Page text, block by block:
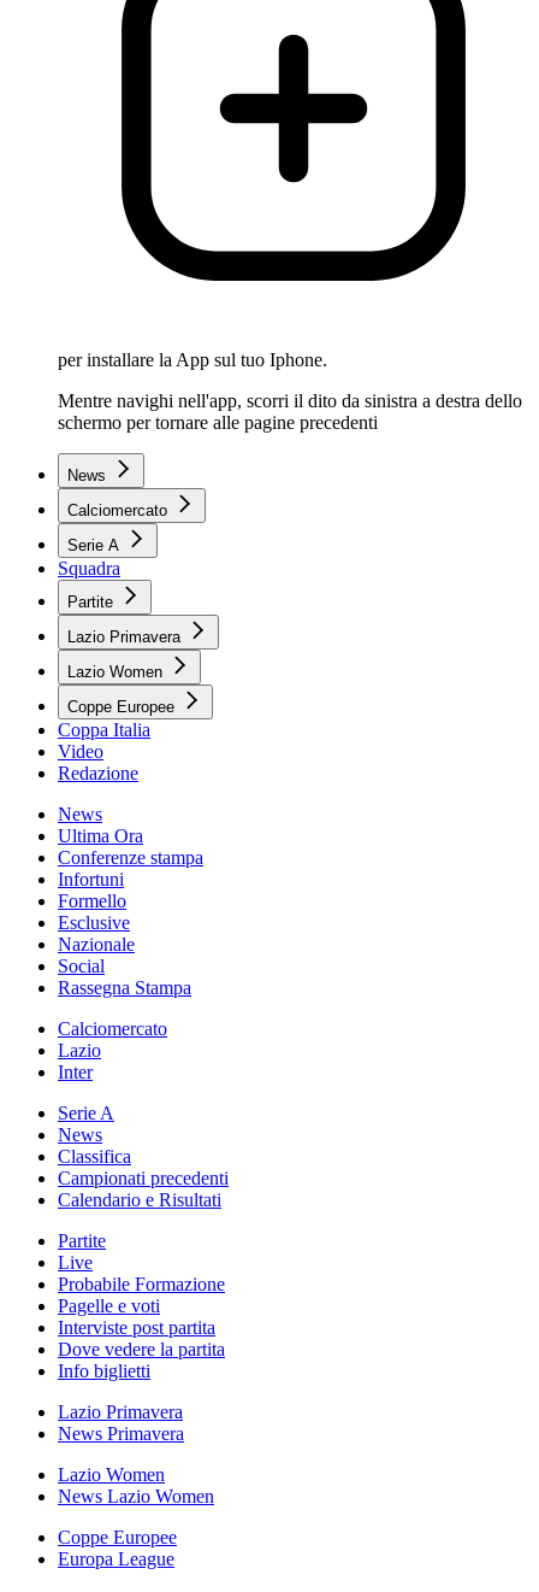
per installare la App sul tuo Iphone.
Mentre navighi nell'app, scorri il dito da sinistra a destra dello
schermo per tornare alle pagine precedenti
News
Calciomercato
Serie A
Squadra
Partite
Lazio Primavera
Lazio Women
Coppe Europee
Coppa Italia
Video
Redazione
News
Ultima Ora
Conferenze stampa
Infortuni
Formello
Esclusive
Nazionale
Social
Rassegna Stampa
Calciomercato
Lazio
Inter
Serie A
News
Classifica
Campionati precedenti
Calendario e Risultati
Partite
Live
Probabile Formazione
Pagelle e voti
Interviste post partita
Dove vedere la partita
Info biglietti
Lazio Primavera
News Primavera
Lazio Women
News Lazio Women
Coppe Europee
Europa League